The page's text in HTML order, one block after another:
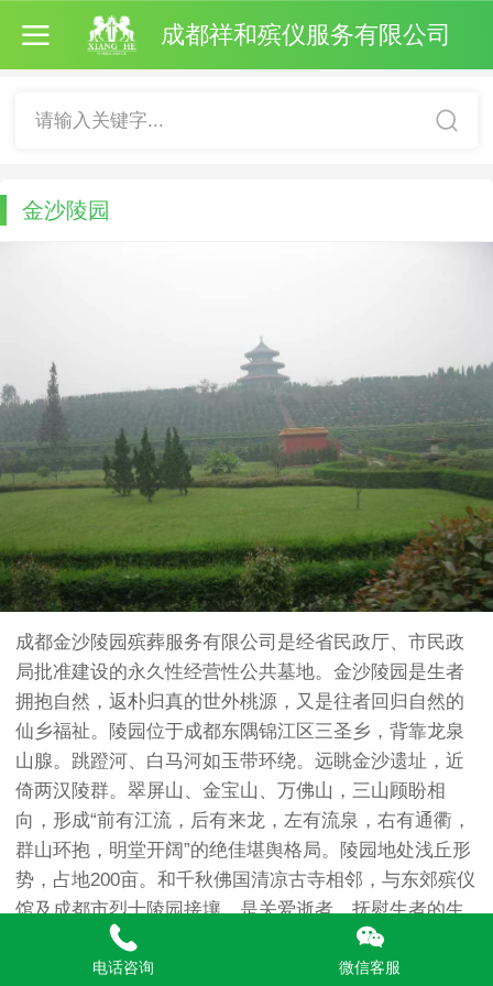
成都祥和殡仪服务有限公司
请输入关键字...
金沙陵园
成都金沙陵园殡葬服务有限公司是经省民政厅、市民政
局批准建设的永久性经营性公共墓地。金沙陵园是生者
拥抱自然，返朴归真的世外桃源，又是往者回归自然的
仙乡福祉。陵园位于成都东隅锦江区三圣乡，背靠龙泉
山腺。跳蹬河、白马河如玉带环绕。远眺金沙遗址，近
倚两汉陵群。翠屏山、金宝山、万佛山，三山顾盼相
向，形成“前有江流，后有来龙，左有流泉，右有通衢，
群山环抱，明堂开阔”的绝佳堪舆格局。陵园地处浅丘形
势，占地200亩。和千秋佛国清凉古寺相邻，与东郊殡仪
馆及成都市烈士陵园接壤，是关爱逝者、抚慰生者的生
命家园。是生者与故人、养生与往生轻松对话的双维空
间。我们承诺：建一流的环境，创一流的服务，以我们
电话咨询 微信客服